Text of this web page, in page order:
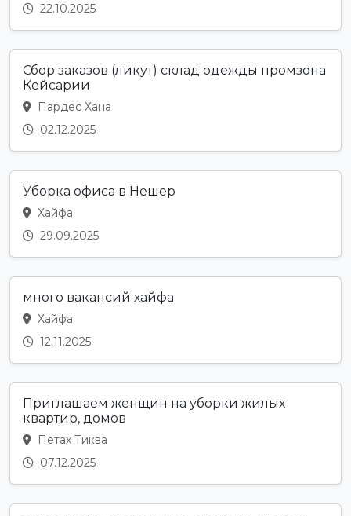
22.10.2025
Сбор заказов (ликут) склад одежды промзона
Кейсарии
Пардес Хана
02.12.2025
Уборка офиса в Нешер
Хайфа
29.09.2025
много вакансий хайфа
Хайфа
12.11.2025
Приглашаем женщин на уборки жилых
квартир, домов
Петах Тиква
07.12.2025